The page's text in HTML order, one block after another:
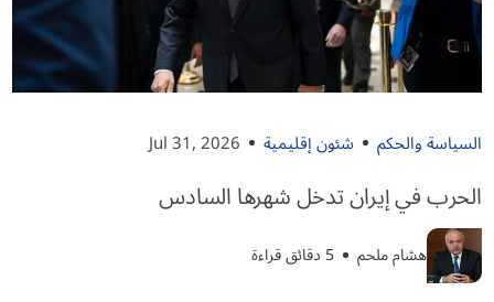
السياسة والحكم شئون إقليمية Jul 31, 2026
الحرب في إيران تدخل شهرها السادس
هشام ملحم 5 دقائق قراءة